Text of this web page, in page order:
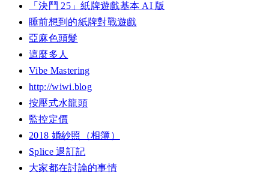
「決鬥 25」紙牌遊戲基本 AI 版
睡前想到的紙牌對戰遊戲
亞麻色頭髮
這麼多人
Vibe Mastering
http://wiwi.blog
按壓式水龍頭
監控定價
2018 婚紗照（相簿）
Splice 退訂記
大家都在討論的事情